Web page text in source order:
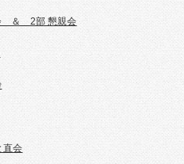
＆ 2部 懇親会
直会